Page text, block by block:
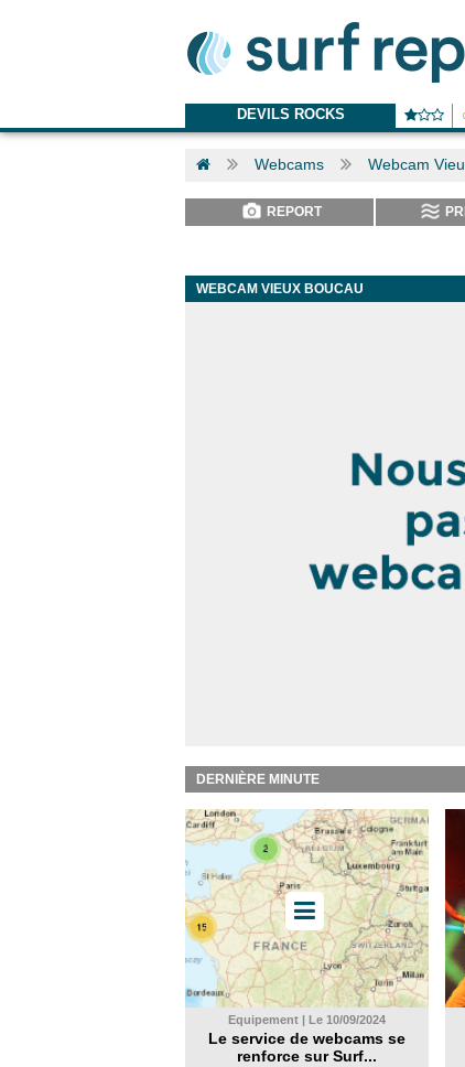
DEVILS ROCKS
Webcams Webcam
REPORT
WEBCAM VIEUX BOUCAU
DERNIÈRE MINUTE
Equipement | Le 10/09/2024
Le service de webcams se
renforce sur Surf...